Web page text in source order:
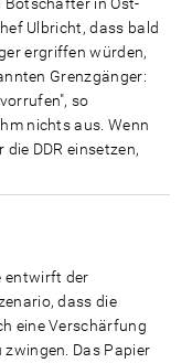
Ulbricht, dass bald
ergriffen würden,
Grenzgänger:
so
nichts aus. Wenn
DDR einsetzen,
entwirft der
dass die
eine Verschärfung
Das Papier